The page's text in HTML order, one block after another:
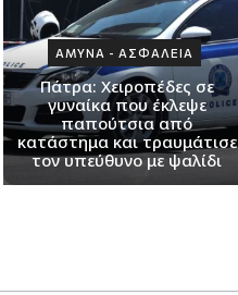
ΑΜΥΝΑ - ΑΣΦΑΛΕΙΑ
Πάτρα: Xειροπέδες σε
γυναίκα που έκλεψε
παπούτσια από
κατάστημα και τραυμάτισε
τον υπεύθυνο με ψαλίδι